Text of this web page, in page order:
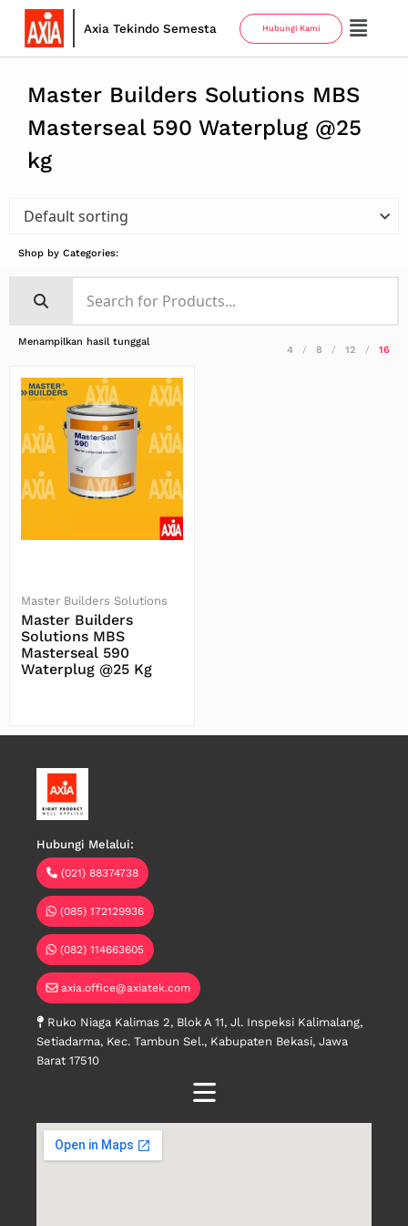
Axia Tekindo Semesta Hubungi Kami
Master Builders Solutions MBS
Masterseal 590 Waterplug @25
kg
Shop by Categories:
Menampilkan hasil tunggal
4 8 12 16
Master Builders Solutions
Master Builders
Solutions MBS
Masterseal 590
Waterplug @25 Kg
Hubungi Melalui:
(021) 88374738
(085) 172129936
(082) 114663605
axia.office@axiatek.com
Ruko Niaga Kalimas 2, Blok A 11, Jl. Inspeksi Kalimalang,
Setiadarma, Kec. Tambun Sel., Kabupaten Bekasi, Jawa
Barat 17510